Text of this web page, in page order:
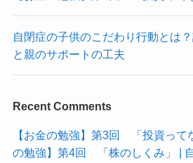
自閉症の子供のこだわり行動とは
と親のサポートの工夫
Recent Comments
【お金の勉強】第3回 「投資って
の勉強】第4回 「株のしくみ」 |